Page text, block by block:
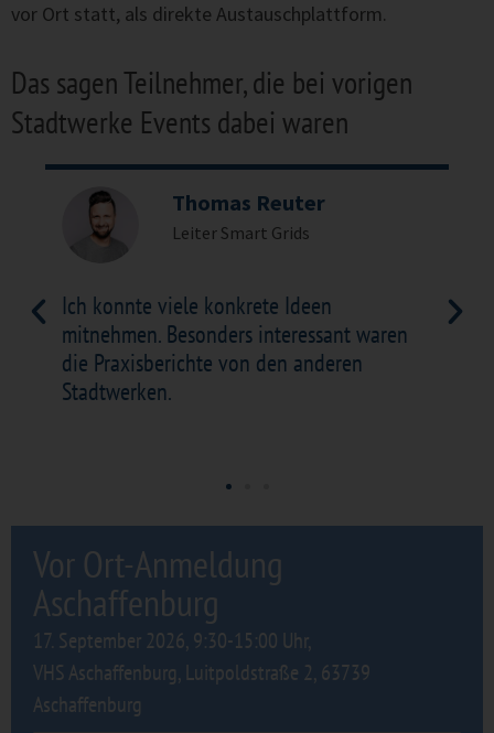
vor Ort statt, als direkte Austauschplattform.
Das sagen Teilnehmer, die bei vorigen
Stadtwerke Events dabei waren
Thomas Reuter
Leiter Smart Grids
Ich konnte viele konkrete Ideen
mitnehmen. Besonders interessant waren
die Praxisberichte von den anderen
Stadtwerken.
Vor Ort-Anmeldung
Aschaffenburg
17. September 2026, 9:30-15:00 Uhr,
VHS Aschaffenburg, Luitpoldstraße 2, 63739
Aschaffenburg